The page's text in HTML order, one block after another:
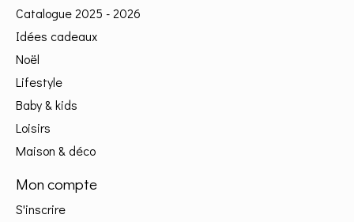
Catalogue 2025 - 2026
Idées cadeaux
Noël
Lifestyle
Baby & kids
Loisirs
Maison & déco
Mon compte
S'inscrire